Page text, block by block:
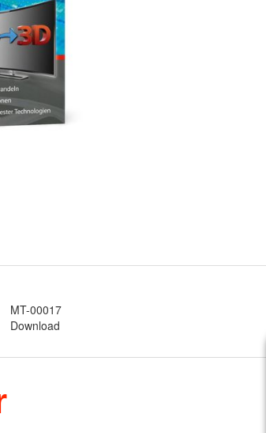
MT-00017
Download